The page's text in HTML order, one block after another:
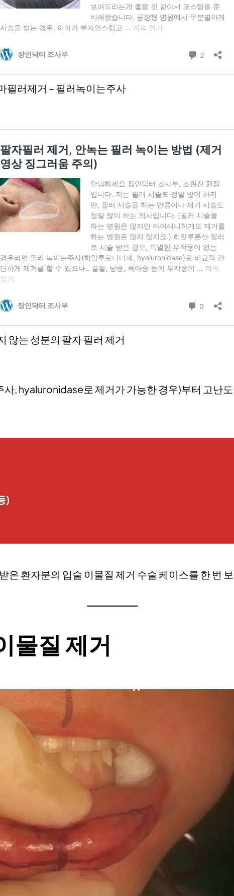
필러제거 – 필러녹이는주사
않는 성분의 팔자 필러 제거
, hyaluronidase로 제거가 가능한 경우)부터 고난
)
은 환자분의 입술 이물질 제거 수술 케이스를 한 번
물질 제거